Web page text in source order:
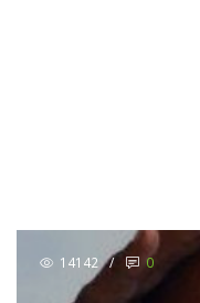
14142 / 0